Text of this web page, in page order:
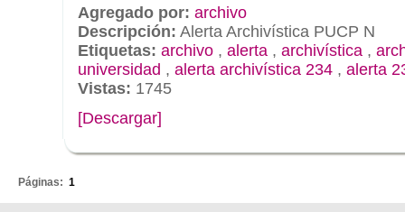
Agregado por: archivo
Descripción: Alerta Archivística PUCP N
Etiquetas: archivo , alerta , archivística ,
universidad , alerta archivística 234 , alerta
Vistas: 1745
[Descargar]
Páginas: 1